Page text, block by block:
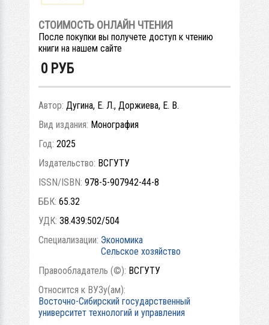
СТОИМОСТЬ ОНЛАЙН ЧТЕНИЯ
После покупки вы получете доступ к чтению
книги на нашем сайте
0 РУБ
Автор: Дугина, Е. Л., Доржиева, Е. В.
Вид издания: Монография
Год: 2025
Издательство: ВСГУТУ
ISSN/ISBN: 978-5-907942-44-8
ББК: 65.32
УДК: 38.439:502/504
Специализации: Экономика
Сельское хозяйство
Правообладатель (©): ВСГУТУ
Относится к ВУЗу(ам):
Восточно-Сибирский государственный
университет технологий и управления